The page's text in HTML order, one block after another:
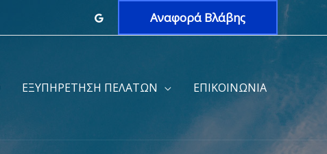
Αναφορά Βλάβης
ΕΞΥΠΗΡΕΤΗΣΗ ΠΕΛΑΤΩΝ ΕΠΙΚΟΙΝΩΝΙΑ